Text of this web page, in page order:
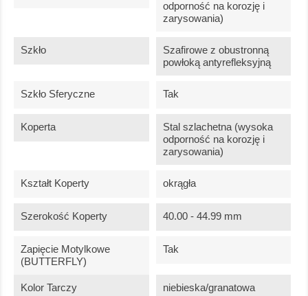
odporność na korozję i
zarysowania)
Szkło
Szafirowe z obustronną
powłoką antyrefleksyjną
Szkło Sferyczne Tak
Koperta
Stal szlachetna (wysoka
odporność na korozję i
zarysowania)
Kształt Koperty okrągła
Szerokość Koperty 40.00 - 44.99 mm
Zapięcie Motylkowe
(BUTTERFLY)
Tak
Kolor Tarczy niebieska/granatowa